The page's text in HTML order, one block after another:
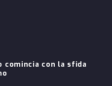
comincia con la sfida